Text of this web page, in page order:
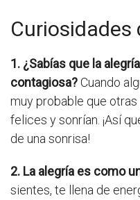
Curiosidades
1. ¿Sabías que la
contagiosa?Cuando
muy probable que
felices y sonrían. ¡Así
de una sonrisa!
2. La alegría es como
sientes, te llena de